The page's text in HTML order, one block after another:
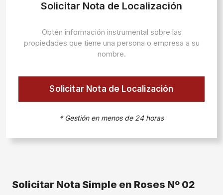
Solicitar Nota de Localización
Obtén información instrumental sobre las
propiedades que tiene una persona o empresa a su
nombre.
Solicitar Nota de Localización
* Gestión en menos de 24 horas
Solicitar Nota Simple en Roses Nº 02